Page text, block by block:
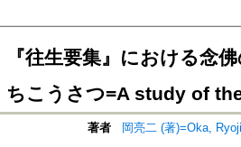
『往生要集』における念
ちこうさつ=A study of
著者
岡亮二 (著)=Oka,